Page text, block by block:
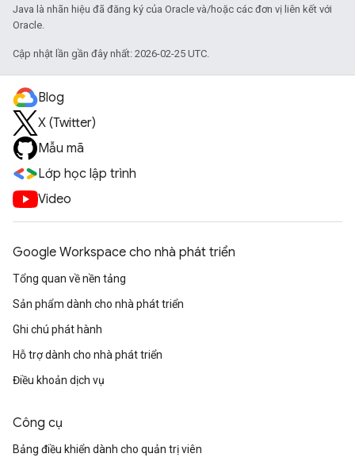
Java là nhãn hiệu đã đăng ký của Oracle và/hoặc các đơn vị liên kết với
Oracle.
Cập nhật lần gần đây nhất: 2026-02-25 UTC.
Blog
X (Twitter)
Mẫu mã
Lớp học lập trình
Video
Google Workspace cho nhà phát triển
Tổng quan về nền tảng
Sản phẩm dành cho nhà phát triển
Ghi chú phát hành
Hỗ trợ dành cho nhà phát triển
Điều khoản dịch vụ
Công cụ
Bảng điều khiển dành cho quản trị viên